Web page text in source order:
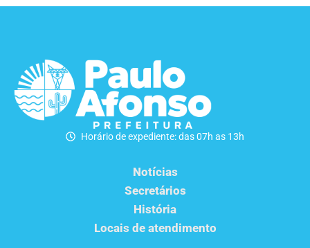
Horário de expediente: das 07h as 13h
Notícias
Secretários
História
Locais de atendimento